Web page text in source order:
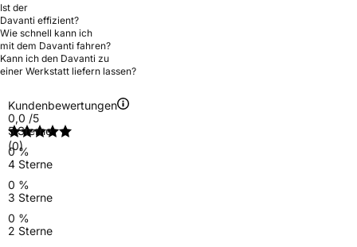
Ist der
Davanti effizient?
Wie schnell kann ich
mit dem Davanti fahren?
Kann ich den Davanti zu
einer Werkstatt liefern lassen?
Kundenbewertungen
0,0 /5
(0)
5 Sterne
0 %
4 Sterne
0 %
3 Sterne
0 %
2 Sterne